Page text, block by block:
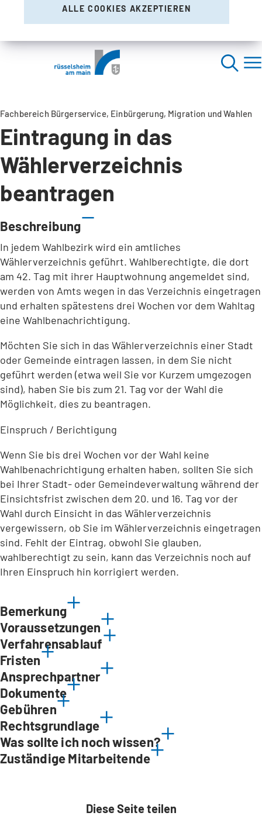
ALLE COOKIES AKZEPTIEREN
Fachbereich Bürgerservice, Einbürgerung, Migration und Wahlen
Eintragung in das
Wählerverzeichnis
beantragen
Beschreibung
In jedem Wahlbezirk wird ein amtliches
Wählerverzeichnis geführt. Wahlberechtigte, die dort
am 42. Tag mit ihrer Hauptwohnung angemeldet sind,
werden von Amts wegen in das Verzeichnis eingetragen
und erhalten spätestens drei Wochen vor dem Wahltag
eine Wahlbenachrichtigung.
Möchten Sie sich in das Wählerverzeichnis einer Stadt
oder Gemeinde eintragen lassen, in dem Sie nicht
geführt werden (etwa weil Sie vor Kurzem umgezogen
sind), haben Sie bis zum 21. Tag vor der Wahl die
Möglichkeit, dies zu beantragen.
Einspruch / Berichtigung
Wenn Sie bis drei Wochen vor der Wahl keine
Wahlbenachrichtigung erhalten haben, sollten Sie sich
bei Ihrer Stadt- oder Gemeindeverwaltung während der
Einsichtsfrist zwischen dem 20. und 16. Tag vor der
Wahl durch Einsicht in das Wählerverzeichnis
vergewissern, ob Sie im Wählerverzeichnis eingetragen
sind. Fehlt der Eintrag, obwohl Sie glauben,
wahlberechtigt zu sein, kann das Verzeichnis noch auf
Ihren Einspruch hin korrigiert werden.
Bemerkung
Voraussetzungen
Verfahrensablauf
Fristen
Ansprechpartner
Dokumente
Gebühren
Rechtsgrundlage
Was sollte ich noch wissen?
Zuständige Mitarbeitende
Diese Seite teilen